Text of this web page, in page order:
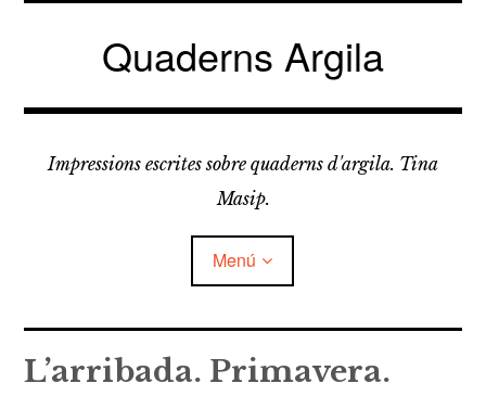
Vés
Quaderns Argila
Impressions escrites sobre quaderns d'argila. Tina
Masip.
Menú
FELDESPATS
L’arribada. Primavera.